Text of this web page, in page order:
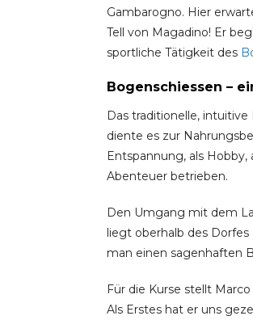
Gambarogno. Hier
Tell von Magadino! Er
sportliche Tätigkeit des
Bogenschiessen –
Das traditionelle,
diente es zur
Entspannung, als
Abenteuer betrieben.
Den Umgang mit dem
liegt oberhalb des
man einen sagenhaften
Für die Kurse stellt
Als Erstes hat er uns